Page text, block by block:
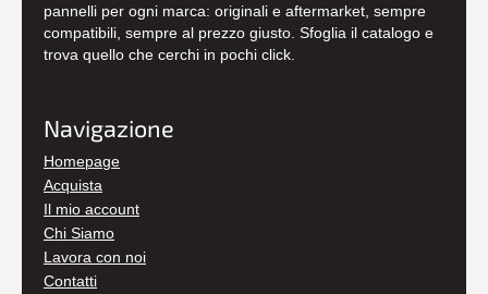
pannelli per ogni marca: originali e aftermarket, sempre
compatibili, sempre al prezzo giusto. Sfoglia il catalogo e
trova quello che cerchi in pochi click.
Navigazione
Homepage
Acquista
Il mio account
Chi Siamo
Lavora con noi
Contatti